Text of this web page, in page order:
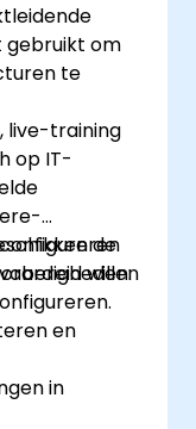
om
te
live-training
op IT-
willen
de
en
in